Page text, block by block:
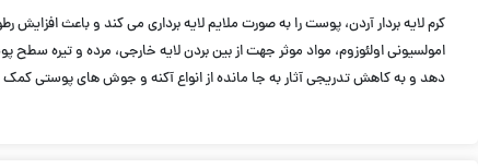
امولسیونی اولئوزوم، مواد موثر جهت از بین بردن لایه خارجی، مرده و
دهد و به كاهش تدریجی آثار به جا مانده از انواع آكنه و جوش های پوستی كمک